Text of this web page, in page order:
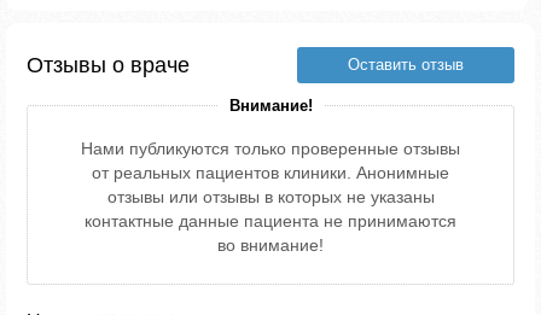
Отзывы о враче Оставить отзыв
Внимание!
Нами публикуются только проверенные отзывы
от реальных пациентов клиники. Анонимные
отзывы или отзывы в которых не указаны
контактные данные пациента не принимаются
во внимание!